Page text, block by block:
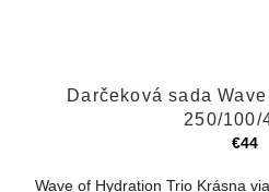
je
z
Darčeková sada
250/100/
€44
Wave of Hydration Trio Krásna